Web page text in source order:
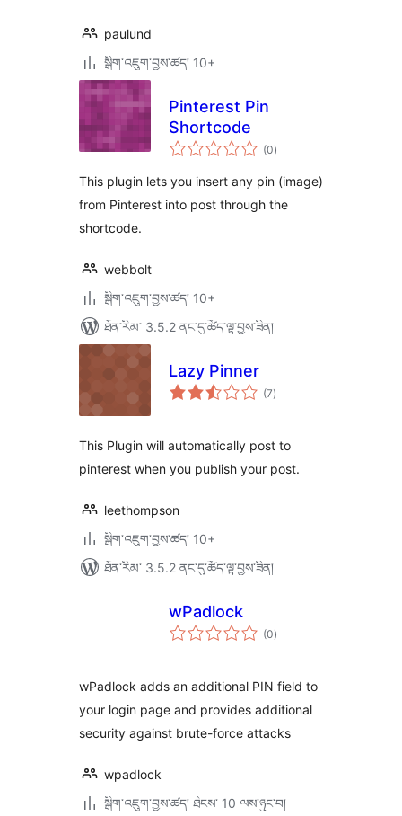
paulund
སྒྲིག་འཇུག་བྱས་ཚད། 10+
Pinterest Pin
Shortcode
(0གདེང་
འཇོག་
ཚང་།
)
This plugin lets you insert any pin (image)
from Pinterest into post through the
shortcode.
webbolt
སྒྲིག་འཇུག་བྱས་ཚད། 10+
ཐོན་རིམ་ 3.5.2 ནང་དུ་ཚོད་ལྟ་བྱས་ཟིན།
Lazy Pinner
(7གདེང་
འཇོག་
)
This Plugin will automatically post to
pinterest when you publish your post.
leethompson
སྒྲིག་འཇུག་བྱས་ཚད། 10+
ཐོན་རིམ་ 3.5.2 ནང་དུ་ཚོད་ལྟ་བྱས་ཟིན།
wPadlock
(0གདེང་
འཇོག་
)
wPadlock adds an additional PIN field to
your login page and provides additional
security against brute-force attacks
wpadlock
སྒྲིག་འཇུག་བྱས་ཚད། ཐེངས་ 10 ལས་ཉུང་བ།